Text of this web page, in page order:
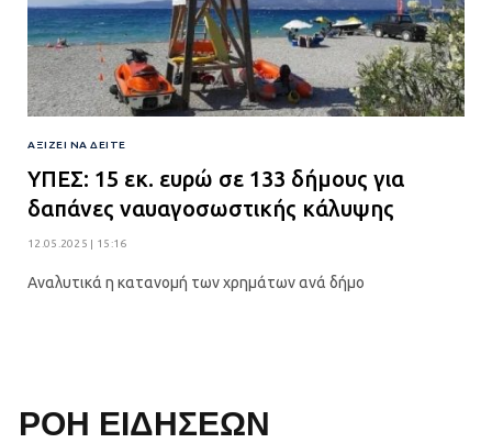
ΑΞΊΖΕΙ ΝΑ ΔΕΊΤΕ
ΥΠΕΣ: 15 εκ. ευρώ σε 133 δήμους για
δαπάνες ναυαγοσωστικής κάλυψης
12.05.2025 | 15:16
Αναλυτικά η κατανομή των χρημάτων ανά δήμο
ΡΟΗ ΕΙΔΗΣΕΩΝ